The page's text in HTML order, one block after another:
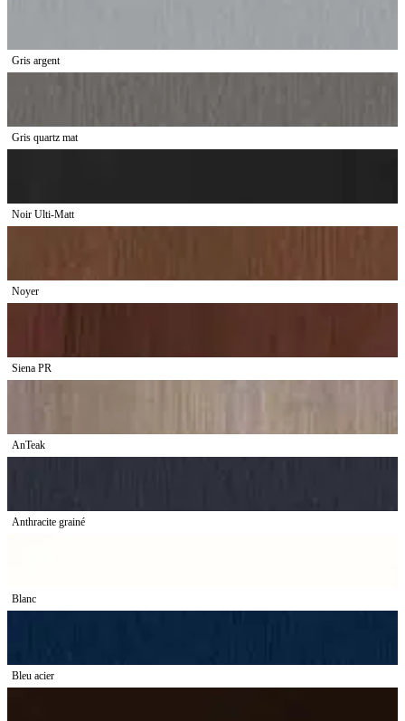
Gris argent
Gris quartz mat
Noir Ulti-Matt
Noyer
Siena PR
AnTeak
Anthracite grainé
Blanc
Bleu acier